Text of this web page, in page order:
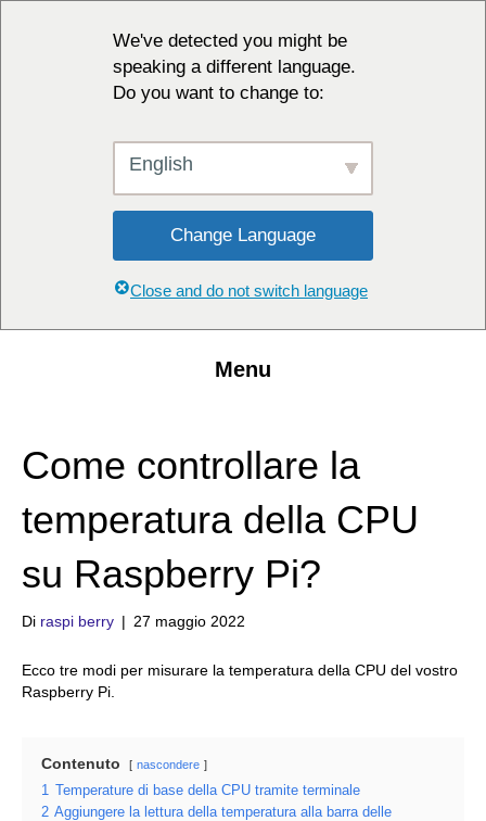
We've detected you might be
speaking a different language.
Do you want to change to:
English
Change Language
Close and do not switch language
Menu
Come controllare la
temperatura della CPU
su Raspberry Pi?
Di raspi berry | 27 maggio 2022
Ecco tre modi per misurare la temperatura della CPU del vostro
Raspberry Pi.
Contenuto nascondere
1
Temperature di base della CPU tramite terminale
2 Aggiungere la lettura della temperatura alla barra delle